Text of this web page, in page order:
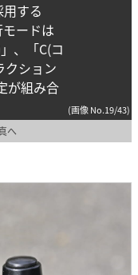
する
ードは
、「C(コ
クション
が組み合
(画像 No.19/43)
へ